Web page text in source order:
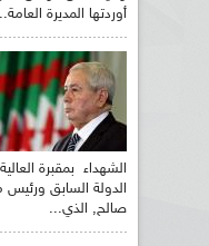
أوردتها المديرة
الشهداء بمقبرة
الدولة السابق
صالح, الذي...